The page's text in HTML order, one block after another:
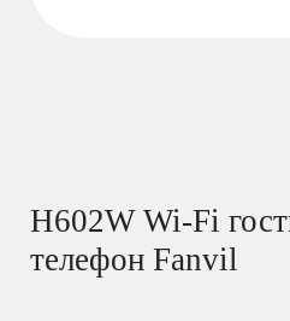
H602W Wi-Fi
телефон Fanvil